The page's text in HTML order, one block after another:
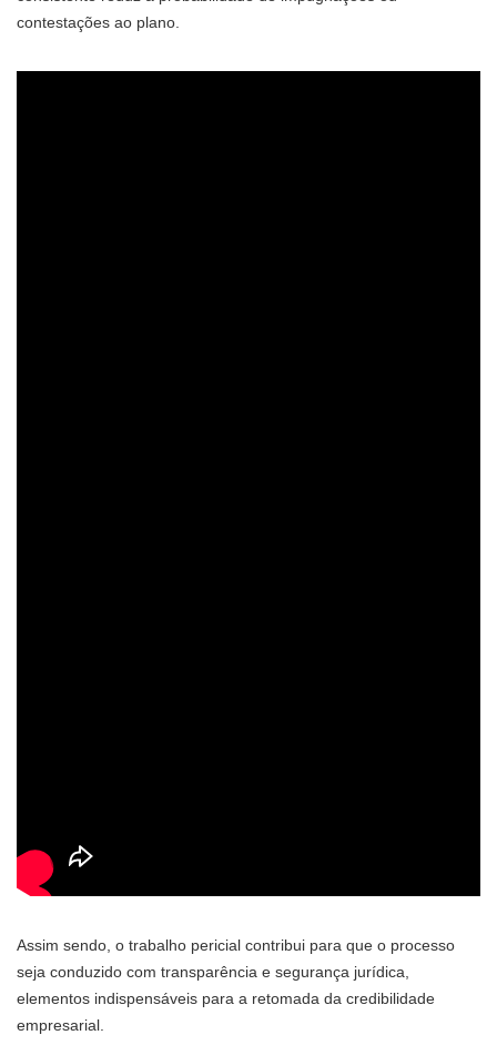
contestações ao plano.
Assim sendo, o trabalho pericial contribui para que o processo
seja conduzido com transparência e segurança jurídica,
elementos indispensáveis para a retomada da credibilidade
empresarial.